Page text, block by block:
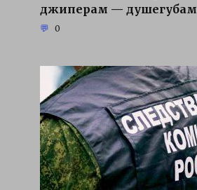
джиперам — душегубам
0